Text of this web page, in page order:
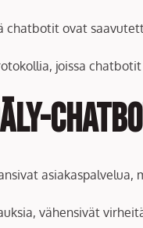
chatbotit ovat
joissa
asiakaspalvelua,
vähensivät